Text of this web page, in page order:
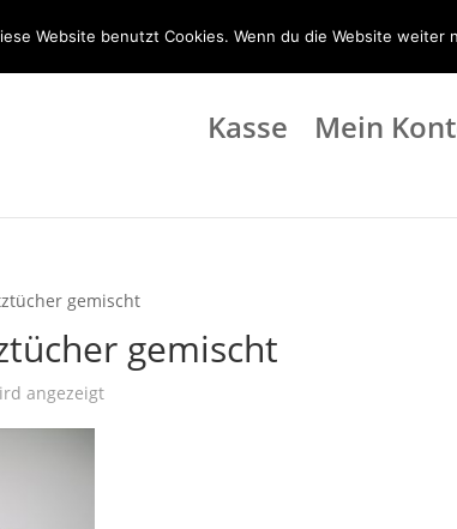
Kasse Mein
gemischt
gemischt
angezeigt
Website benutzt Cookies. Wenn du die Website